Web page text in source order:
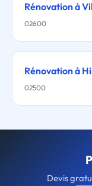
Rénovation à
02600
Rénovation à
02500
Devis